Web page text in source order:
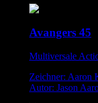
Avangers 45
Multiversale
Zeichner: Aaron
Autor: Jason